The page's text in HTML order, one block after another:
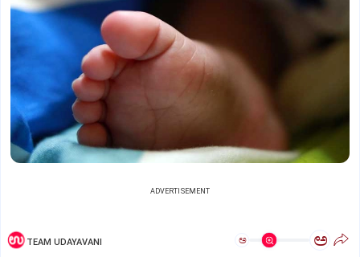
ADVERTISEMENT
TEAM UDAYAVANI ಅ ಅ